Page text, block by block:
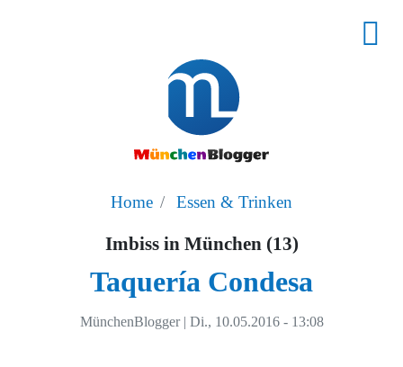
Home Essen & Trinken
Imbiss in München (13)
Taquería Condesa
MünchenBlogger | Di., 10.05.2016 - 13:08